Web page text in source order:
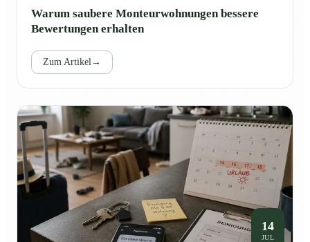
Warum saubere Monteurwohnungen bessere
Bewertungen erhalten
Zum Artikel→
14
JUL